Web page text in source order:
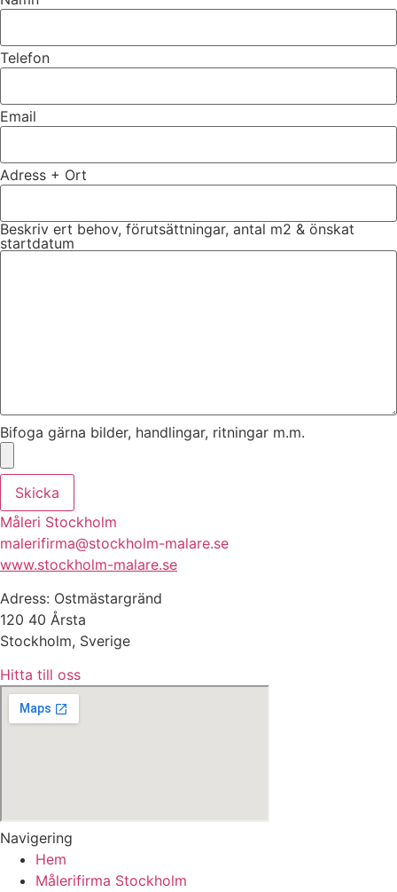
Telefon
Email
Adress + Ort
Beskriv ert behov, förutsättningar, antal m2 & önskat
startdatum
Bifoga gärna bilder, handlingar, ritningar m.m.
Skicka
Måleri Stockholm
malerifirma@stockholm-malare.se
www.stockholm-malare.se
Adress: Ostmästargränd
120 40 Årsta
Stockholm, Sverige
Hitta till oss
Navigering
Hem
Målerifirma Stockholm